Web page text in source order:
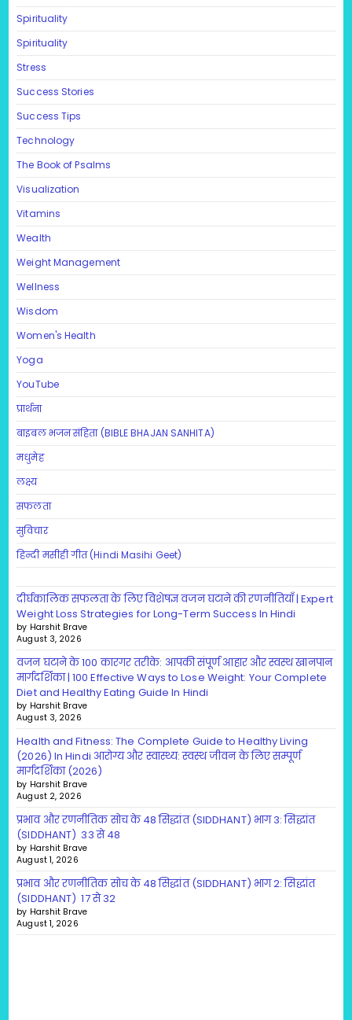
Spirituality
Spirituality
Stress
Success Stories
Success Tips
Technology
The Book of Psalms
Visualization
Vitamins
Wealth
Weight Management
Wellness
Wisdom
Women's Health
Yoga
YouTube
प्रार्थना
बाइबल भजन संहिता (BIBLE BHAJAN SANHITA)
मधुमेह
लक्ष्य
सफलता
सुविचार
हिन्दी मसीही गीत (Hindi Masihi Geet)
दीर्घकालिक सफलता के लिए विशेषज्ञ वजन घटाने की रणनीतियाँ | Expert
Weight Loss Strategies for Long-Term Success In Hindi
by Harshit Brave
August 3, 2026
वजन घटाने के 100 कारगर तरीके: आपकी संपूर्ण आहार और स्वस्थ खानपान
मार्गदर्शिका | 100 Effective Ways to Lose Weight: Your Complete
Diet and Healthy Eating Guide In Hindi
by Harshit Brave
August 3, 2026
Health and Fitness: The Complete Guide to Healthy Living
(2026) In Hindi आरोग्य और स्वास्थ्य: स्वस्थ जीवन के लिए सम्पूर्ण
मार्गदर्शिका (2026)
by Harshit Brave
August 2, 2026
प्रभाव और रणनीतिक सोच के 48 सिद्धांत (SIDDHANT) भाग 3: सिद्धांत
(SIDDHANT) 33 से 48
by Harshit Brave
August 1, 2026
प्रभाव और रणनीतिक सोच के 48 सिद्धांत (SIDDHANT) भाग 2: सिद्धांत
(SIDDHANT) 17 से 32
by Harshit Brave
August 1, 2026